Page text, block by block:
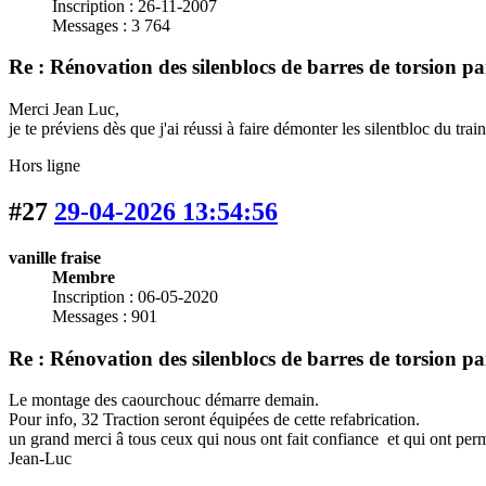
Inscription : 26-11-2007
Messages : 3 764
Re : Rénovation des silenblocs de barres de torsion
Merci Jean Luc,
je te préviens dès que j'ai réussi à faire démonter les silentbloc du
Hors ligne
#27 29-04-2026 13:54:56
vanille fraise
Membre
Inscription : 06-05-2020
Messages : 901
Re : Rénovation des silenblocs de barres de torsion
Le montage des caourchouc démarre demain.
Pour info, 32 Traction seront équipées de cette refabrication.
un grand merci â tous ceux qui nous ont fait confiance et qui ont
Jean-Luc